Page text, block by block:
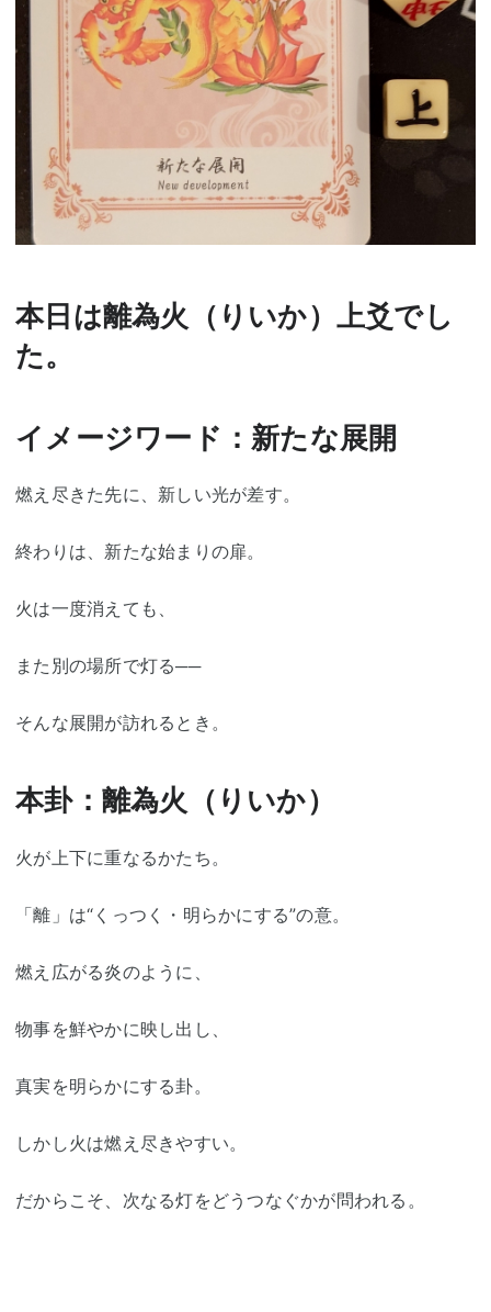
本日は離為火（りいか）上爻でし
た。
イメージワード：新たな展開
燃え尽きた先に、新しい光が差す。
終わりは、新たな始まりの扉。
火は一度消えても、
また別の場所で灯る──
そんな展開が訪れるとき。
本卦：離為火（りいか）
火が上下に重なるかたち。
「離」は“くっつく・明らかにする”の意。
燃え広がる炎のように、
物事を鮮やかに映し出し、
真実を明らかにする卦。
しかし火は燃え尽きやすい。
だからこそ、次なる灯をどうつなぐかが問われる。